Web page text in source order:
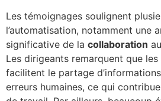
Les témoignages soulignent
l’automatisation, notamment une
significative de la collaboration
Les dirigeants remarquent que
facilitent le partage
erreurs humaines, ce qui